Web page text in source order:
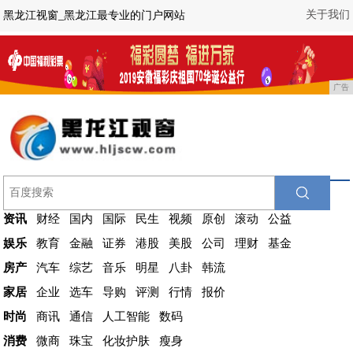
关于我们
黑龙江视窗_黑龙江最专业的门户网站
广告
资讯 财经 国内 国际 民生 视频 原创 滚动
公益
娱乐
教育 金融 证券 港股 美股 公司 理财
基金
房产
汽车 综艺 音乐 明星 八卦
韩流
家居
企业 选车 导购 评测 行情
报价
时尚
商讯 通信 人工智能
数码
消费
微商 珠宝 化妆护肤
瘦身